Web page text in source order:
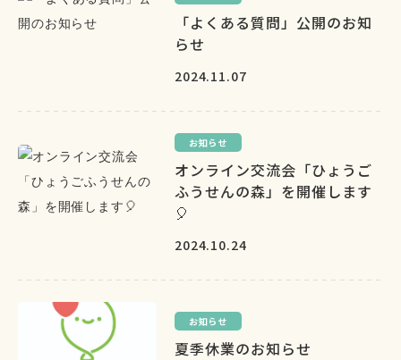
「よくある質問」公開のお知
らせ
2024.11.07
お知らせ
オンライン交流会「ひょうご
ふうせんの森」を開催します
🎈
2024.10.24
お知らせ
夏季休業のお知らせ